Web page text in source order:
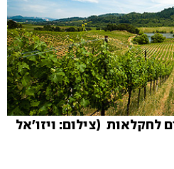
לחקלאות (צילום: ויזו'אל